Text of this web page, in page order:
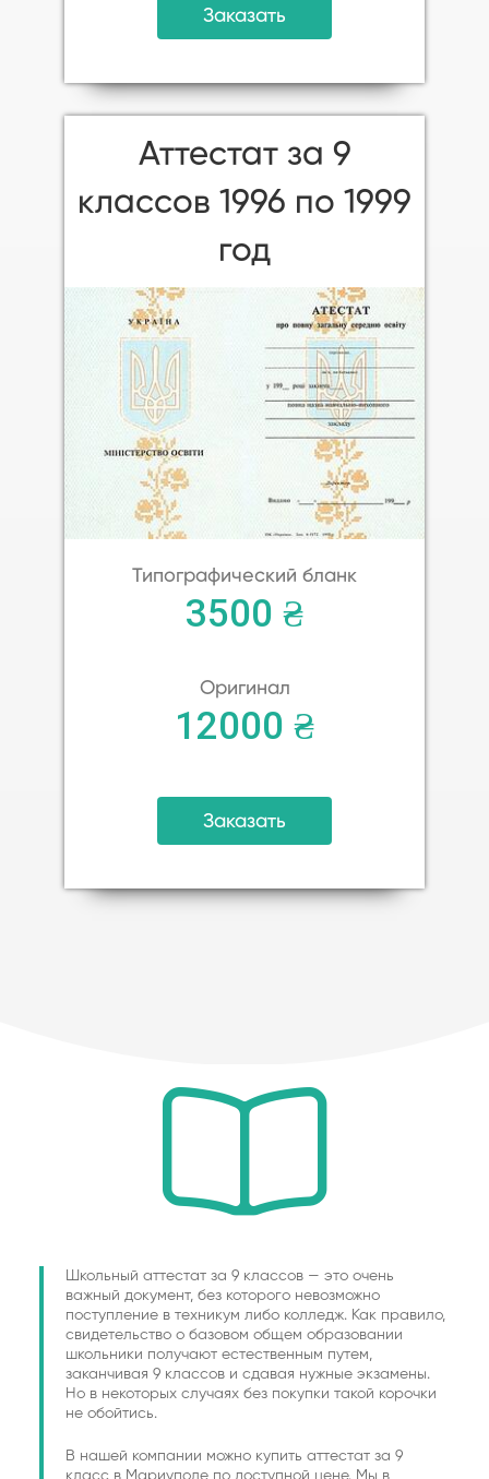
Заказать
Аттестат за 9
классов 1996 по 1999
год
Типографический бланк
3500 ₴
Оригинал
12000 ₴
Заказать
Школьный аттестат за 9 классов — это очень
важный документ, без которого невозможно
поступление в техникум либо колледж. Как правило,
свидетельство о базовом общем образовании
школьники получают естественным путем,
заканчивая 9 классов и сдавая нужные экзамены.
Но в некоторых случаях без покупки такой корочки
не обойтись.
В нашей компании можно купить аттестат за 9
класс в Мариуполе по доступной цене. Мы в